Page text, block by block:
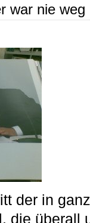
war nie weg
der in
die überall